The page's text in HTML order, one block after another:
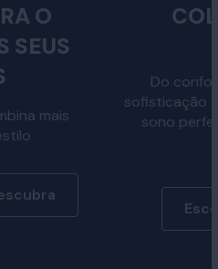
O
SEUS
mais
Do
sofisticação
sono